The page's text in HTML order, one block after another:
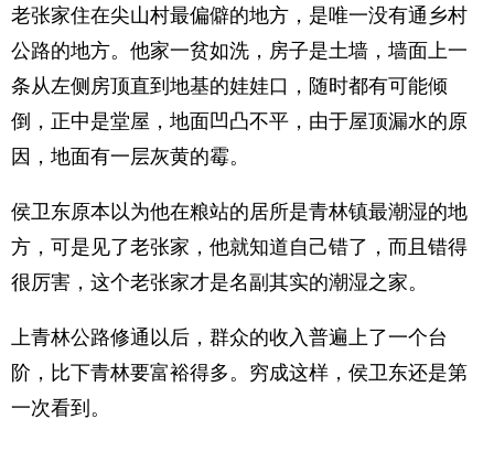
老张家住在尖山村最偏僻的地方，是唯一没有通乡村
公路的地方。他家一贫如洗，房子是土墙，墙面上一
条从左侧房顶直到地基的娃娃口，随时都有可能倾
倒，正中是堂屋，地面凹凸不平，由于屋顶漏水的原
因，地面有一层灰黄的霉。
侯卫东原本以为他在粮站的居所是青林镇最潮湿的地
方，可是见了老张家，他就知道自己错了，而且错得
很厉害，这个老张家才是名副其实的潮湿之家。
上青林公路修通以后，群众的收入普遍上了一个台
阶，比下青林要富裕得多。穷成这样，侯卫东还是第
一次看到。